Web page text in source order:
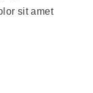
sit amet